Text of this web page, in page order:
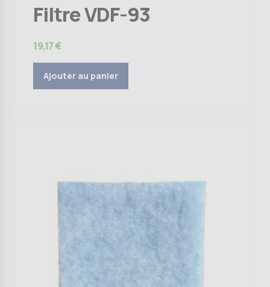
Filtre VDF-93
19,17€
Ajouter au panier